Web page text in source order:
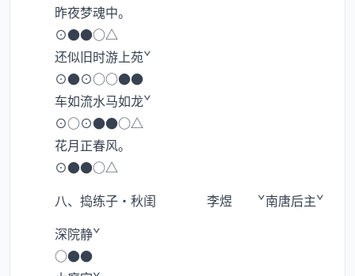
昨夜梦魂中。
⊙●●○△
还似旧时游上苑ˇ
⊙●⊙○○●●
车如流水马如龙ˇ
⊙○⊙●●○△
花月正春风。
⊙●●○△
八、捣练子·秋闺 李煜 ˇ南唐后主ˇ
深院静ˇ
○●●